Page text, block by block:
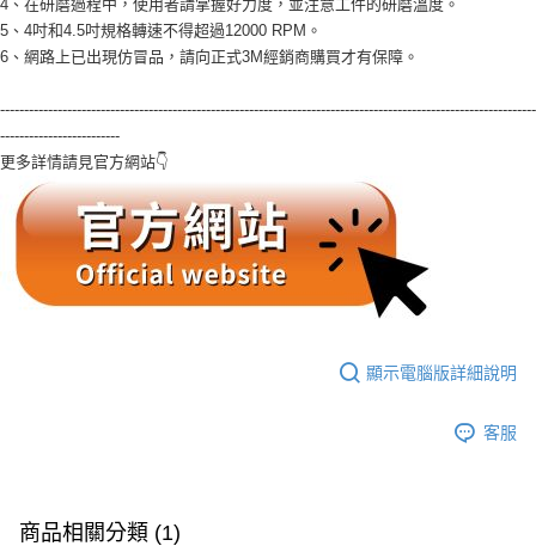
4、在研磨過程中，使用者請掌握好力度，並注意工件的研磨溫度。
5、4吋和4.5吋規格轉速不得超過12000 RPM。
6、網路上已出現仿冒品，請向正式3M經銷商購買才有保障。
----------------------------------------------------------------------------------------------------------------
-------------------------
更多詳情請見官方網站👇
顯示電腦版詳細說明
客服
商品相關分類 (1)